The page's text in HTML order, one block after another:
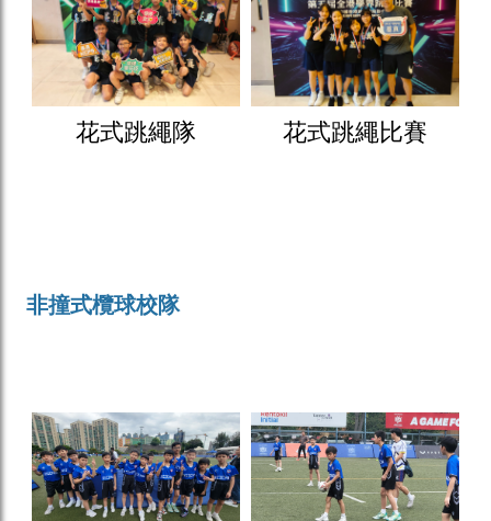
花式跳繩隊 花式跳繩比賽
非撞式欖球校隊